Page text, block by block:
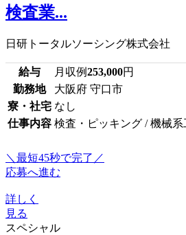
検査業...
日研トータルソーシング株式会社
給与 月収例253,000円
勤務地
大阪府 守口市
寮・社宅 なし
仕事内容 検査・ピッキング / 機械系
＼最短45秒で完了／
応募へ進む
詳しく
見る
スペシャル